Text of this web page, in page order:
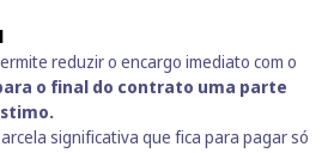
reduzir o encargo imediato com o
o final do contrato uma parte
significativa que fica para pagar só